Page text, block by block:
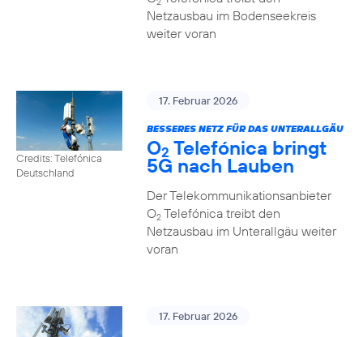
Netzausbau im Bodenseekreis
weiter voran
Credits: Telefónica
Deutschland
17. Februar 2026
BESSERES NETZ FÜR DAS UNTERALLGÄU
O2 Telefónica bringt
5G nach Lauben
Der Telekommunikationsanbieter
O2Telefónica treibt den
Netzausbau im Unterallgäu weiter
voran
17. Februar 2026